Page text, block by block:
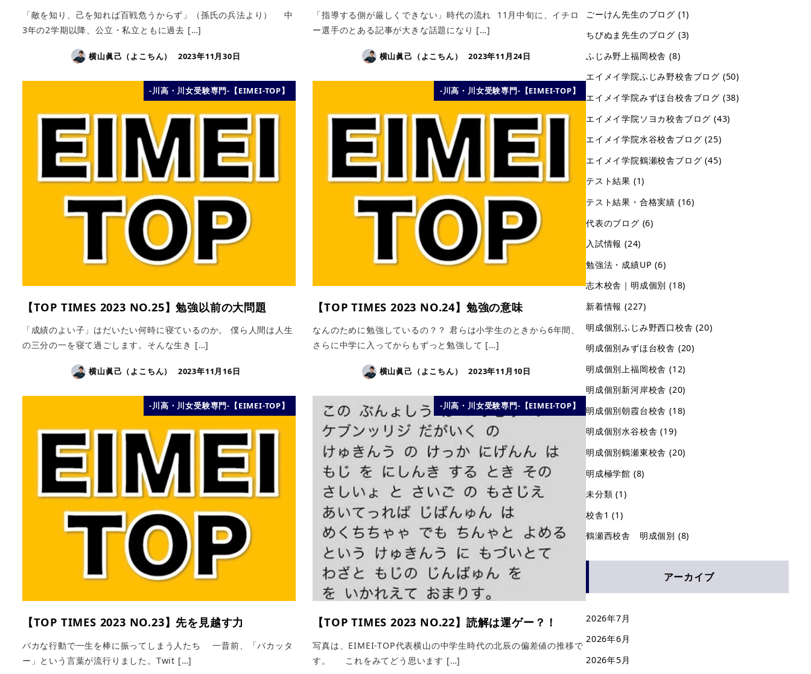
「敵を知り、己を知れば百戦危うからず」（孫氏の兵法より） 中
3年の2学期以降、公立・私立ともに過去 […]
横山眞己（よこちん） 2023年11月30日
「指導する側が厳しくできない」時代の流れ 11月中旬に、イチロ
ー選手のとある記事が大きな話題になり […]
横山眞己（よこちん） 2023年11月24日
-川高・川女受験専門-【EIMEI-TOP】
【TOP TIMES 2023 NO.25】勉強以前の大問題
「成績のよい子」はだいたい何時に寝ているのか。 僕ら人間は人生
の三分の一を寝て過ごします。そんな生き […]
横山眞己（よこちん） 2023年11月16日
-川高・川女受験専門-【EIMEI-TOP】
【TOP TIMES 2023 NO.24】勉強の意味
なんのために勉強しているの？？ 君らは小学生のときから6年間、
さらに中学に入ってからもずっと勉強して […]
横山眞己（よこちん） 2023年11月10日
-川高・川女受験専門-【EIMEI-TOP】
【TOP TIMES 2023 NO.23】先を見越す力
バカな行動で一生を棒に振ってしまう人たち 一昔前、「バカッタ
ー」という言葉が流行りました。Twit […]
-川高・川女受験専門-【EIMEI-TOP】
【TOP TIMES 2023 NO.22】読解は運ゲー？！
写真は、EIMEI-TOP代表横山の中学生時代の北辰の偏差値の推移で
す。 これをみてどう思います […]
ごーけん先生のブログ (1)
ちびぬま先生のブログ (3)
ふじみ野上福岡校舎 (8)
エイメイ学院ふじみ野校舎ブログ (50)
エイメイ学院みずほ台校舎ブログ (38)
エイメイ学院ソヨカ校舎ブログ (43)
エイメイ学院水谷校舎ブログ (25)
エイメイ学院鶴瀬校舎ブログ (45)
テスト結果 (1)
テスト結果・合格実績 (16)
代表のブログ (6)
入試情報 (24)
勉強法・成績UP (6)
志木校舎｜明成個別 (18)
新着情報 (227)
明成個別ふじみ野西口校舎 (20)
明成個別みずほ台校舎 (20)
明成個別上福岡校舎 (12)
明成個別新河岸校舎 (20)
明成個別朝霞台校舎 (18)
明成個別水谷校舎 (19)
明成個別鶴瀬東校舎 (20)
明成極学館 (8)
未分類 (1)
校舎1 (1)
鶴瀬西校舎 明成個別 (8)
アーカイブ
2026年7月
2026年6月
2026年5月